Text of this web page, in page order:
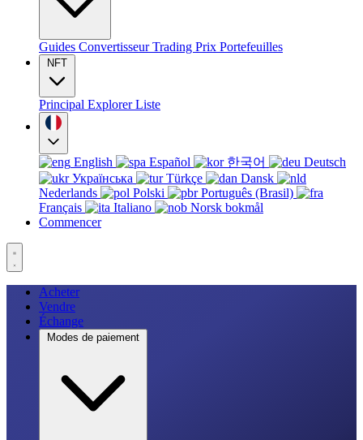
Guides ConvertisseurTrading Prix Portefeuilles
NFT
Principal ExplorerListe
English Español 한국어
Deutsch
Українська
Türkçe
Dansk
Nederlands
Polski
Português (Brasil)
Français
Italiano
Norsk bokmål
Commencer
Acheter
Vendre
Échange
Modes de paiement